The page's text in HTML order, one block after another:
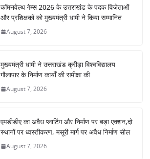
कॉमनवेल्थ गेम्स 2026 के उत्तराखंड के पदक विजेताओं
और प्रशिक्षकों को मुख्यमंत्री धामी ने किया सम्मानित
August 7, 2026
मुख्यमंत्री धामी ने उत्तराखंड क्रीड़ा विश्वविद्यालय
गौलापार के निर्माण कार्यों की समीक्षा की
August 7, 2026
एमडीडीए का अवैध प्लाटिंग और निर्माण पर बड़ा एक्शन,दो
स्थानों पर ध्वस्तीकरण, मसूरी मार्ग पर अवैध निर्माण सील
August 7, 2026